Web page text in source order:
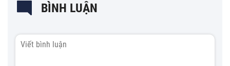
BÌNH LUẬN